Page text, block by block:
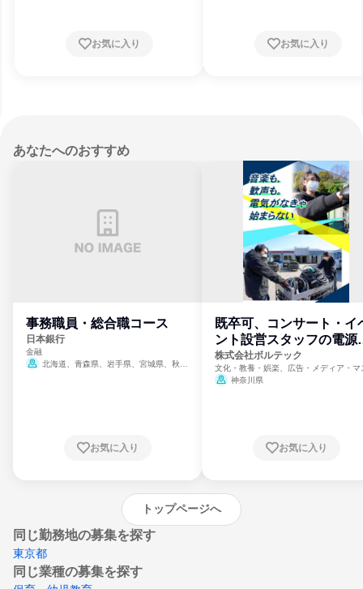
お気に入り お気に入り
あなたへのおすすめ
事務職員・総合職コース
日本銀行
金融
北海道、青森県、岩手県、宮城県、秋田
崎県、熊本県、大分県、宮崎県、鹿児島県、
お気に入り
既卒可、コンサート・イ
ント設営スタッフの電源
門
株式会社ボルテック
文化・教養・娯楽、広告・メディア・マ
ミ、電力・ガス・水道・エネルギー
神奈川県
お気に入り
トップページへ
同じ勤務地の募集を探す
東京都
同じ業種の募集を探す